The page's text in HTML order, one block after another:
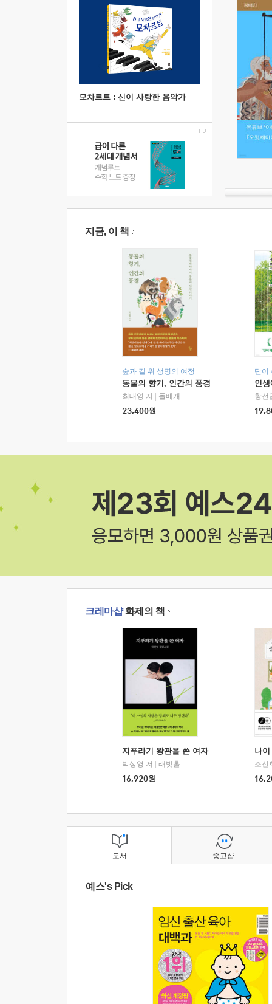
모차르트 : 신이 사랑한 음악가
지금, 이 책
숲과 길 위 생명의 여정
동물의 향기, 인간의 풍경
최태영 저
돌베개
23,400원
단어
인
황선
크레마샵화제의 책
지푸라기 왕관을 쓴 여자
박상영 저
래빗홀
16,920원
나
조선
도서
예스's Pick
중고샵